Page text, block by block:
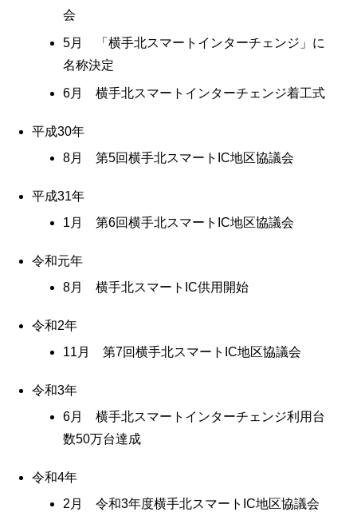
会
5月 「横手北スマートインターチェンジ」に
名称決定
6月 横手北スマートインターチェンジ着工式
平成30年
8月 第5回横手北スマートIC地区協議会
平成31年
1月 第6回横手北スマートIC地区協議会
令和元年
8月 横手北スマートIC供用開始
令和2年
11月 第7回横手北スマートIC地区協議会
令和3年
6月 横手北スマートインターチェンジ利用台
数50万台達成
令和4年
2月 令和3年度横手北スマートIC地区協議会